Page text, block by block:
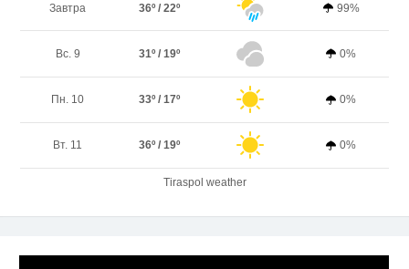
Завтра 36º / 22º 99%
Вс. 9 31º / 19º 0%
Пн. 10 33º / 17º 0%
Вт. 11 36º / 19º 0%
Tiraspol weather